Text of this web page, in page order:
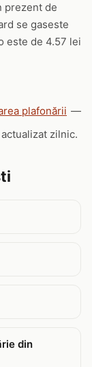
prezent de
se gaseste
este de 4.57 lei
plafonării —
zilnic.
din